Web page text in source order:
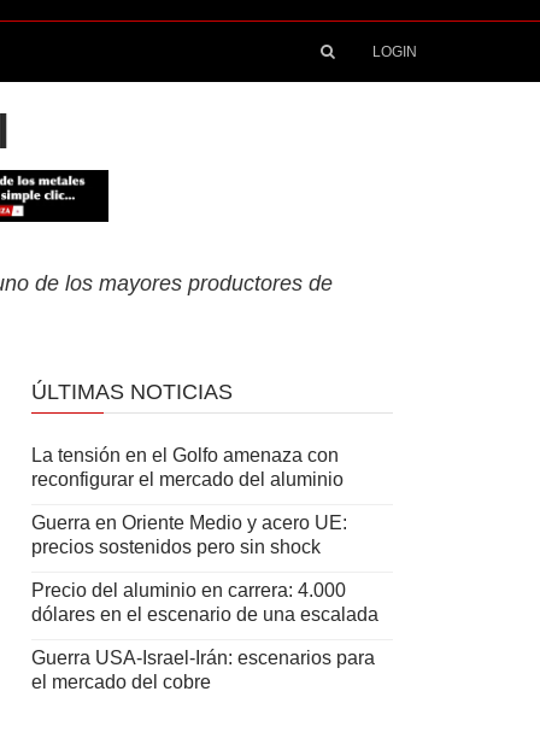
LOGIN
de los mayores productores de
ÚLTIMAS NOTICIAS
La tensión en el Golfo amenaza con
reconfigurar el mercado del aluminio
Guerra en Oriente Medio y acero UE:
precios sostenidos pero sin shock
Precio del aluminio en carrera: 4.000
dólares en el escenario de una escalada
Guerra USA-Israel-Irán: escenarios para
el mercado del cobre